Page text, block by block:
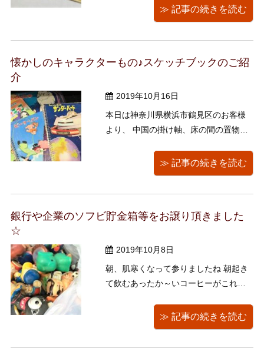
術書、花台、陣笠、バイオリン、アク
セサリー、外国のコイン、切手バラ、
くかもしれない！ くまねこ堂が他店と
≫ 記事の続きを読む
懐かしのキャラクターもの♪スケッチブックのご紹
介
2019年10月16日
本日は神奈川県横浜市鶴見区のお客様
より、 中国の掛け軸、床の間の置物、
ー、ギター、メダル、自在鉤等をお譲
りいただきました！ 本日お伺いさせて
お邪魔させて頂けましたこと、大変嬉
≫ 記事の続きを読む
銀行や企業のソフビ貯金箱等をお譲り頂きました
☆
2019年10月8日
朝、肌寒くなって参りましたね 朝起き
て飲むあったか～いコーヒーがこれま
泉のお客様より、昭和40年代貯金箱、
江戸川乱歩、SF,ミステリー、ジュヴナ
≫ 記事の続きを読む